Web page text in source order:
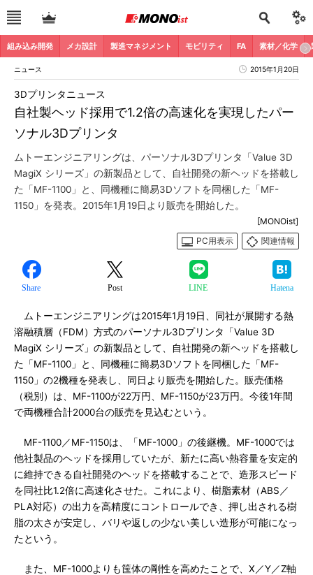
組み込み開発 メカ設計 製造マネジメント モビリティ FA 素材／化学
ニュース 2015年1月20日
自社製ヘッド採用で1.2倍の高速化を実現したパー
ソナル3Dプリンタ
3Dプリンタニュース
ムトーエンジニアリングは、パーソナル3Dプリンタ「Value 3D
MagiX シリーズ」の新製品として、自社開発の新ヘッドを搭載し
た「MF-1100」と、同機種に簡易3Dソフトを同梱した「MF-
1150」を発表。2015年1月19日より販売を開始した。
[MONOist]
PC用表示
関連情報
Share Post LINE Hatena
ムトーエンジニアリングは2015年1月19日、同社が展開する熱
溶融積層（FDM）方式のパーソナル3Dプリンタ「Value 3D
MagiX シリーズ」の新製品として、自社開発の新ヘッドを搭載し
た「MF-1100」と、同機種に簡易3Dソフトを同梱した「MF-
1150」の2機種を発表し、同日より販売を開始した。販売価格
（税別）は、MF-1100が22万円、MF-1150が23万円。今後1年間
で両機種合計2000台の販売を見込むという。
MF-1100／MF-1150は、「MF-1000」の後継機。MF-1000では
他社製品のヘッドを採用していたが、新たに高い熱容量を安定的
に維持できる自社開発のヘッドを搭載することで、造形スピード
を同社比1.2倍に高速化させた。これにより、樹脂素材（ABS／
PLA対応）の出力を高精度にコントロールでき、押し出される樹
脂の太さが安定し、バリや返しの少ない美しい造形が可能になっ
たという。
また、MF-1000よりも筺体の剛性を高めたことで、X／Y／Z軸